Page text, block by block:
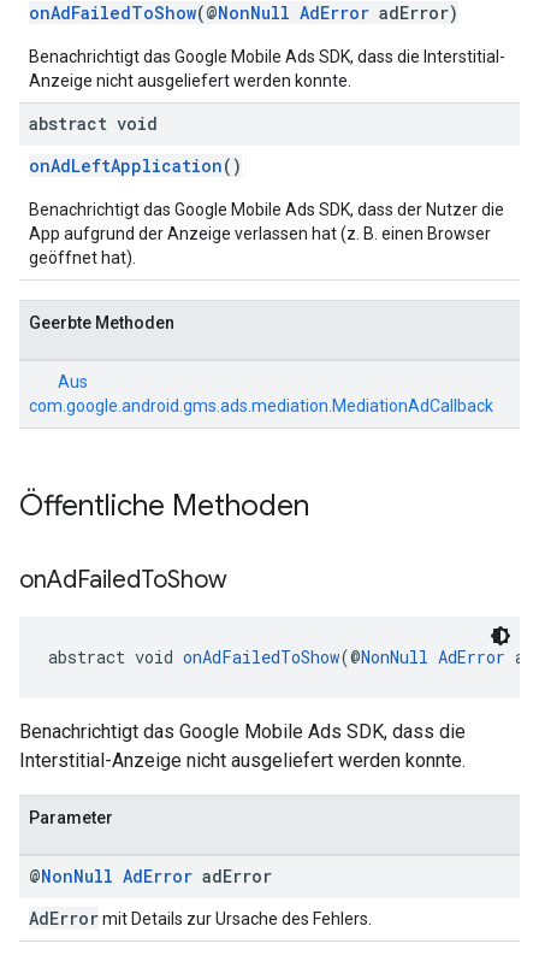
onAdFailedToShow(@NonNull AdError adError)
Benachrichtigt das Google Mobile Ads SDK, dass die Interstitial-
Anzeige nicht ausgeliefert werden konnte.
abstract void
onAdLeftApplication()
Benachrichtigt das Google Mobile Ads SDK, dass der Nutzer die
App aufgrund der Anzeige verlassen hat (z. B. einen Browser
geöffnet hat).
Geerbte Methoden
Aus
com.google.android.gms.ads.mediation.MediationAdCallback
Öffentliche Methoden
onAdFailedToShow
abstract void onAdFailedToShow(@NonNull AdError
Benachrichtigt das Google Mobile Ads SDK, dass die
Interstitial-Anzeige nicht ausgeliefert werden konnte.
Parameter
@NonNull AdError adError
AdErrormit Details zur Ursache des Fehlers.